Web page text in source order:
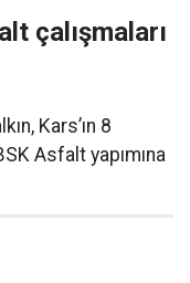
çalışmaları
Kars’ın 8
Asfalt yapımına